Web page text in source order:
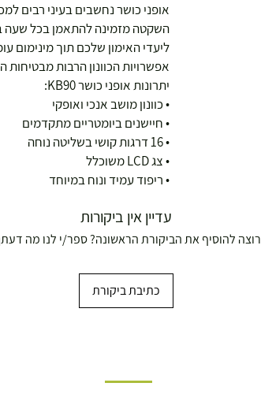
אופני כושר נחשבים בעיני רבים
השקטה מזמינה להתאמן בכל שעה
ליעדי האימון שלכם תוך מינימום
אפשרויות הכוונון הרבות
יתרונות אופני כושר KB90:
• כוונון מושב אנכי ואופקי
• חיישנים ביומטריים מתקדמים
• 16 דרגות קושי בשליטה נוחה
• צג LCD משוכלל
• ריפוד עמיד ונוח במיוחד
עדיין אין ביקורות
רוצה להוסיף את הביקורת הראשונה? ספר/י לנו מה
כתיבת ביקורת